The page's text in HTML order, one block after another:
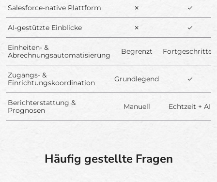
Salesforce-native Plattform ✗ ✓
AI-gestützte Einblicke ✗ ✓
Einheiten- &
Abrechnungsautomatisierung
Begrenzt Fortgeschritten
Zugangs- &
Einrichtungskoordination
Grundlegend ✓
Berichterstattung &
Prognosen
Manuell Echtzeit + AI
Häufig gestellte Fragen